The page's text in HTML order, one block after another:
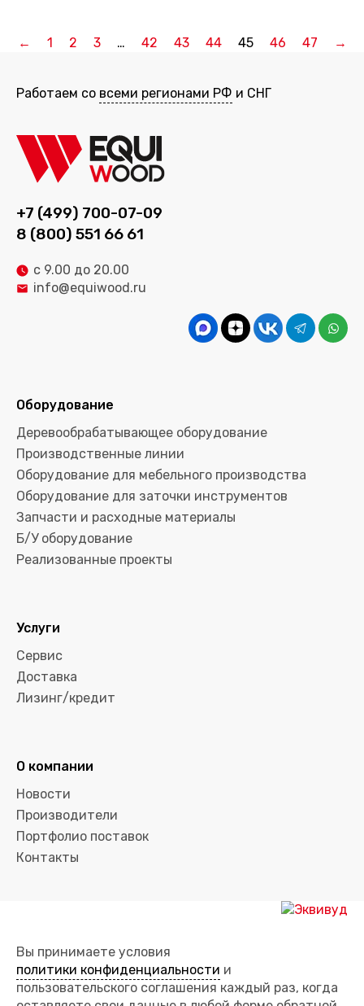
← 1 2 3 … 42 43 44 45 46 47 →
Работаем со всеми регионами РФ и СНГ
+7 (499) 700-07-09
8 (800) 551 66 61
с 9.00 до 20.00
info@equiwood.ru
Оборудование
Деревообрабатывающее оборудование
Производственные линии
Оборудование для мебельного производства
Оборудование для заточки инструментов
Запчасти и расходные материалы
Б/У оборудование
Реализованные проекты
Услуги
Сервис
Доставка
Лизинг/кредит
О компании
Новости
Производители
Портфолио поставок
Контакты
Вы принимаете условия
политики конфиденциальности и
пользовательского соглашения каждый раз, когда